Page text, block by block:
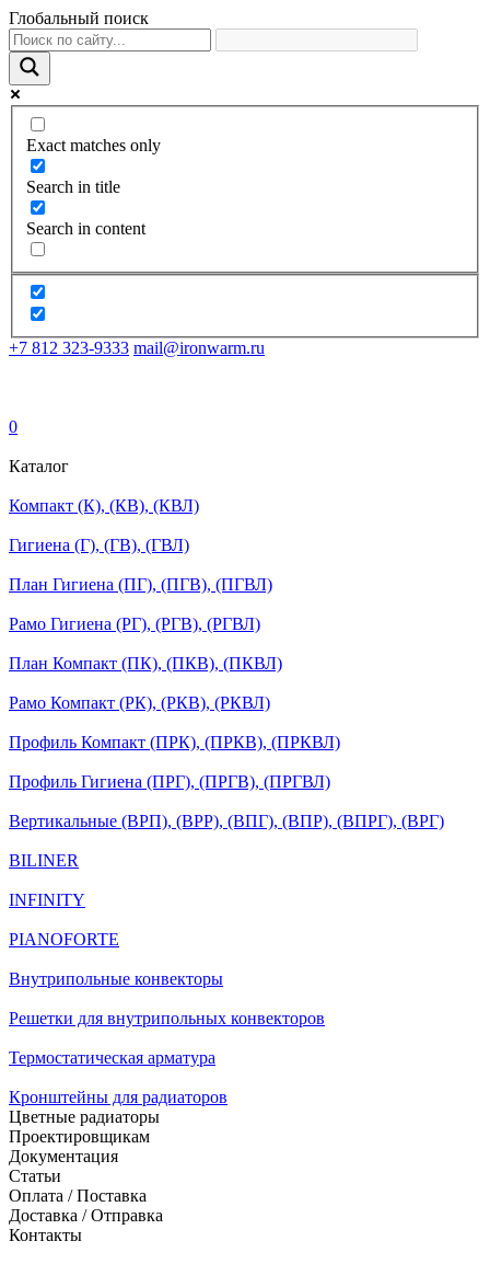
Глобальный поиск
Exact matches only
Search in title
Search in content
+7 812 323-9333 mail@ironwarm.ru
0
Каталог
Компакт (К), (КВ), (КВЛ)
Гигиена (Г), (ГВ), (ГВЛ)
План Гигиена (ПГ), (ПГВ), (ПГВЛ)
Рамо Гигиена (РГ), (РГВ), (РГВЛ)
План Компакт (ПК), (ПКВ), (ПКВЛ)
Рамо Компакт (РК), (РКВ), (РКВЛ)
Профиль Компакт (ПРК), (ПРКВ), (ПРКВЛ)
Профиль Гигиена (ПРГ), (ПРГВ), (ПРГВЛ)
Вертикальные (ВРП), (ВРР), (ВПГ), (ВПР), (ВПРГ), (ВРГ)
BILINER
INFINITY
PIANOFORTE
Внутрипольные конвекторы
Решетки для внутрипольных конвекторов
Термостатическая арматура
Кронштейны для радиаторов
Цветные радиаторы
Проектировщикам
Документация
Статьи
Оплата / Поставка
Доставка / Отправка
Контакты